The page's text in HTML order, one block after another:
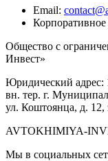
Email:
Общество с
Инвест»
Юридический адрес:
вн. тер. г.
ул. Коштоянца, д.
AVTOKHIMIYA-
Мы в социальных